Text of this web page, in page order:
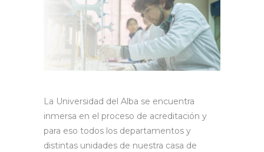
La Universidad del Alba se encuentra
inmersa en el proceso de acreditación y
para eso todos los departamentos y
distintas unidades de nuestra casa de